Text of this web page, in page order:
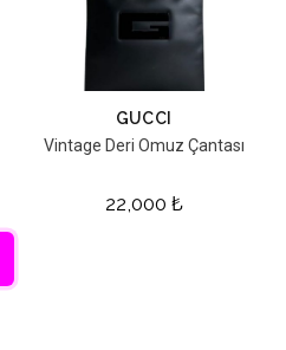
GUCCI
Vintage Deri Omuz Çantası
22,000 ₺